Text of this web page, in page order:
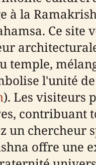
à la
Ce
l'unité
). Les visiteurs
contribuant
un
offre une